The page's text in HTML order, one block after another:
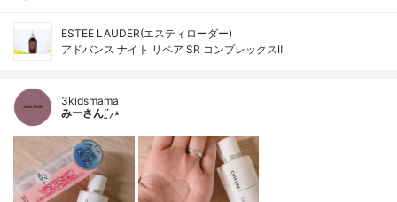
ESTEE LAUDER(エスティローダー)
アドバンス ナイト リペア SR コンプレックスⅡ
3kidsmama
みーさん¨̮⸝⋆